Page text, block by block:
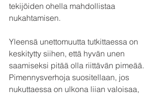
tekijöiden ohella mahdollistaa
nukahtamisen.
Yleensä unettomuutta tutkittaessa on
keskitytty siihen, että hyvän unen
saamiseksi pitää olla riittävän pimeää.
Pimennysverhoja suositellaan, jos
nukuttaessa on ulkona liian valoisaa,